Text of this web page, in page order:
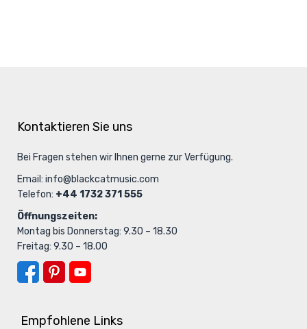
Kontaktieren Sie uns
Bei Fragen stehen wir Ihnen gerne zur Verfügung.
Email: info@blackcatmusic.com
Telefon: +44 1732 371 555
Öffnungszeiten:
Montag bis Donnerstag: 9.30 – 18.30
Freitag: 9.30 – 18.00
Empfohlene Links